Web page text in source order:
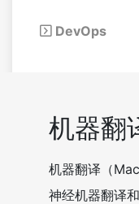
 DevOps
机器翻
机器翻译（
神经机器翻译